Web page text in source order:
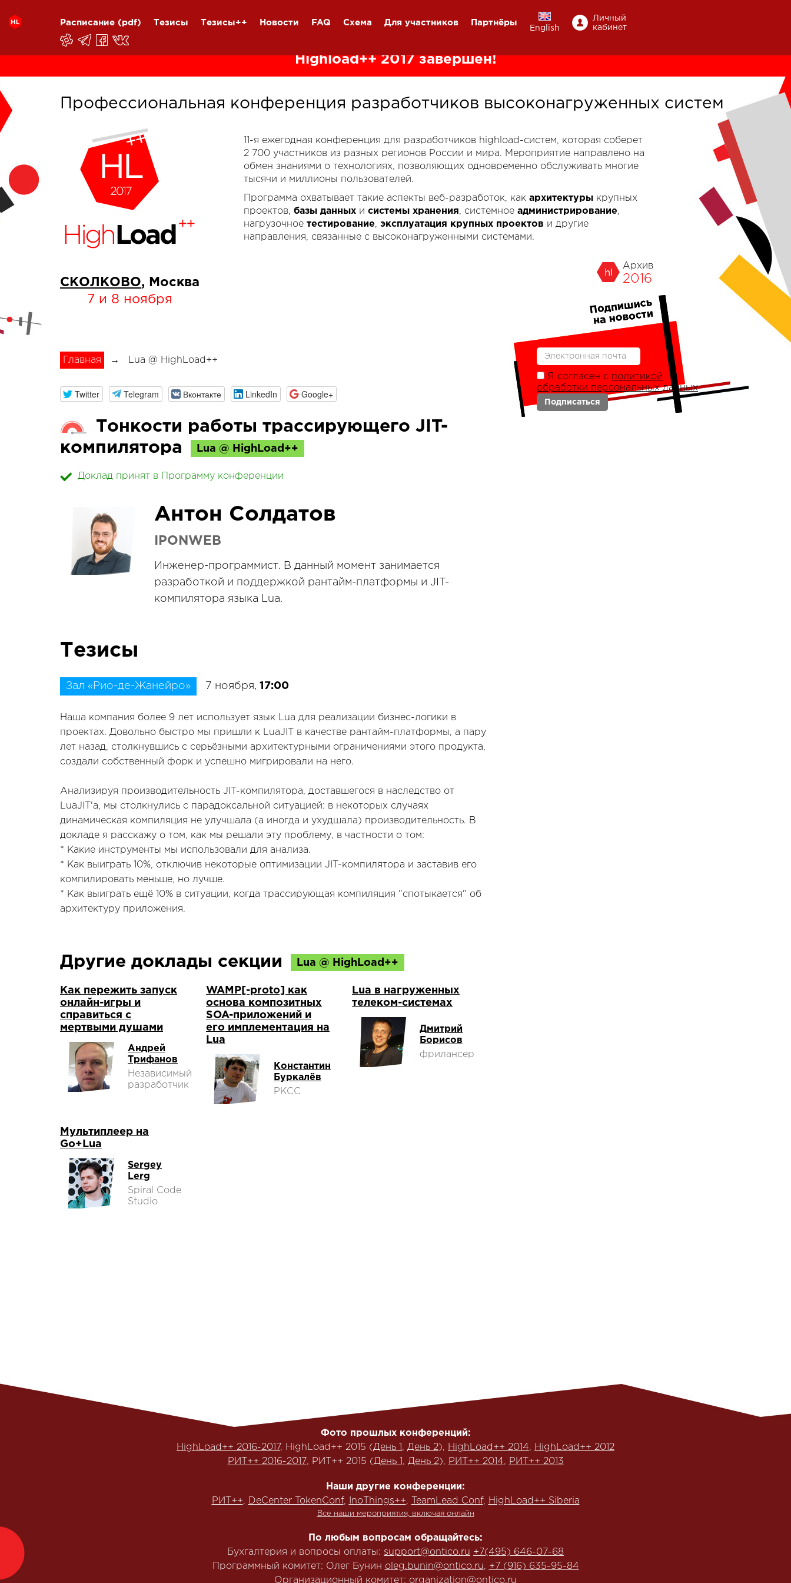
Расписание (pdf) Тезисы Тезисы++ Новости FAQ Схема Для участников Партнёры
English
Личный
кабинет
Highload++ 2017 завершён!
Профессиональная конференция разработчиков высоконагруженных систем
СКОЛКОВО, Москва
7 и 8 ноября
11-я ежегодная конференция для разработчиков highload-систем, которая соберет
2 700 участников из разных регионов России и мира. Мероприятие направлено на
обмен знаниями о технологиях, позволяющих одновременно обслуживать многие
тысячи и миллионы пользователей.
Программа охватывает такие аспекты веб-разработок, как архитектуры крупных
проектов, базы данных и системы хранения, системное администрирование,
нагрузочное тестирование, эксплуатация крупных проектов и другие
направления, связанные с высоконагруженными системами.
Архив
2016
Главная → Lua @ HighLoad++
Twitter Telegram Вконтакте LinkedIn Google+
Тонкости работы трассирующего JIT-
компилятора
Lua @ HighLoad++
Доклад принят в Программу конференции
Антон Солдатов
IPONWEB
Инженер-программист. В данный момент занимается
разработкой и поддержкой рантайм-платформы и JIT-
компилятора языка Lua.
Тезисы
Зал «Рио-де-Жанейро» 7 ноября, 17:00
Наша компания более 9 лет использует язык Lua для реализации бизнес-логики в
проектах. Довольно быстро мы пришли к LuaJIT в качестве рантайм-платформы, а пару
лет назад, столкнувшись с серьёзными архитектурными ограничениями этого продукта,
создали собственный форк и успешно мигрировали на него.
Анализируя производительность JIT-компилятора, доставшегося в наследство от
LuaJIT'а, мы столкнулись с парадоксальной ситуацией: в некоторых случаях
динамическая компиляция не улучшала (а иногда и ухудшала) производительность. В
докладе я расскажу о том, как мы решали эту проблему, в частности о том:
* Какие инструменты мы использовали для анализа.
* Как выиграть 10%, отключив некоторые оптимизации JIT-компилятора и заставив его
компилировать меньше, но лучше.
* Как выиграть ещё 10% в ситуации, когда трассирующая компиляция "спотыкается" об
архитектуру приложения.
Другие доклады секции Lua @ HighLoad++
Как пережить запуск
онлайн-игры и
справиться с
мертвыми душами
Андрей
Трифанов
Независимый
разработчик
WAMP[-proto] как
основа композитных
SOA-приложений и
его имплементация на
Lua
Константин
Буркалёв
РКСС
Lua в нагруженных
телеком-системах
Дмитрий
Борисов
фрилансер
Мультиплеер на
Go+Lua
Sergey
Lerg
Spiral Code
Studio
Я согласен с политикой
обработки персональных данных
Фото прошлых конференций:
HighLoad++ 2016-2017, HighLoad++ 2015 (День 1 , День 2), HighLoad++ 2014, HighLoad++ 2012
РИТ++ 2016-2017, РИТ++ 2015 (День 1 , День 2), РИТ++ 2014, РИТ++ 2013
Наши другие конференции:
РИТ++, DeCenter TokenConf, InoThings++, TeamLead Conf, HighLoad++ Siberia
Все наши мероприятия, включая онлайн
По любым вопросам обращайтесь:
Бухгалтерия и вопросы оплаты: support@ontico.ru +7(495) 646-07-68
Программный комитет: Олег Бунин oleg.bunin@ontico.ru, +7 (916) 635-95-84
Организационный комитет: organization@ontico.ru